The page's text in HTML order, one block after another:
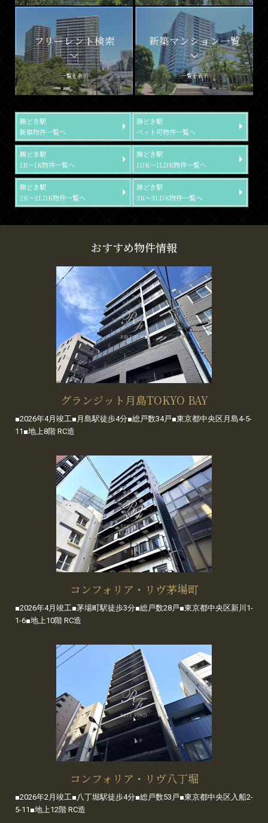
フリーレント検索
一覧を表示
新築マンション一覧
一覧を表示
勝どき駅
新築物件一覧へ
勝どき駅
ペット可物件一覧へ
勝どき駅
1R～1K物件一覧へ
勝どき駅
1DK～1LDK物件一覧へ
勝どき駅
2K～2LDK物件一覧へ
勝どき駅
3K～3LDK物件一覧へ
おすすめ物件情報
グランジット月島TOKYO BAY
■2026年4月竣工■月島駅徒歩4分■総戸数34戸■東京都中央区月島4-5-
11■地上8階 RC造
コンフォリア・リヴ茅場町
■2026年4月竣工■茅場町駅徒歩3分■総戸数28戸■東京都中央区新川1-
1-6■地上10階 RC造
コンフォリア・リヴ八丁堀
■2026年2月竣工■八丁堀駅徒歩4分■総戸数53戸■東京都中央区入船2-
5-11■地上12階 RC造